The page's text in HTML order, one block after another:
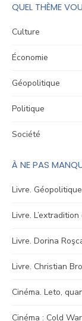
QUEL THÈME
Culture
Économie
Géopolitique
Politique
Société
À NE PAS
Livre.
Livre.
Livre. Dorina
Livre. Christian
Cinéma. Leto,
Cinéma : Cold